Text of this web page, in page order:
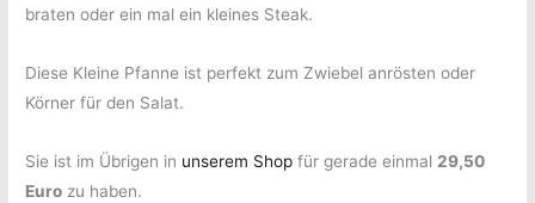
braten oder ein mal ein kleines Steak.
Diese Kleine Pfanne ist perfekt zum Zwiebel anrösten oder
Körner für den Salat.
Sie ist im Übrigen in unserem Shop für gerade einmal29,50
Euro zu haben.